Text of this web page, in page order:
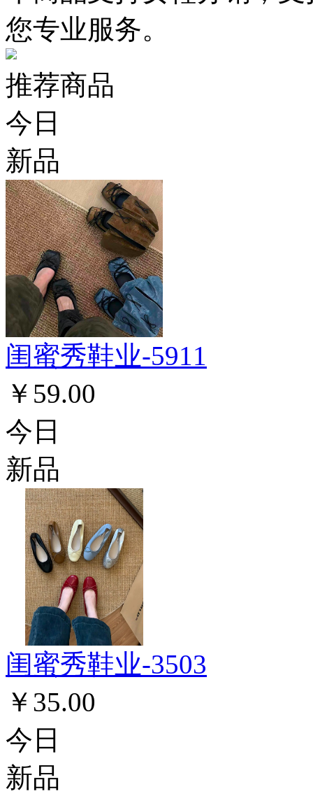
您专业服务。
推荐商品
今日
新品
闺蜜秀鞋业-5911
￥59.00
今日
新品
闺蜜秀鞋业-3503
￥35.00
今日
新品